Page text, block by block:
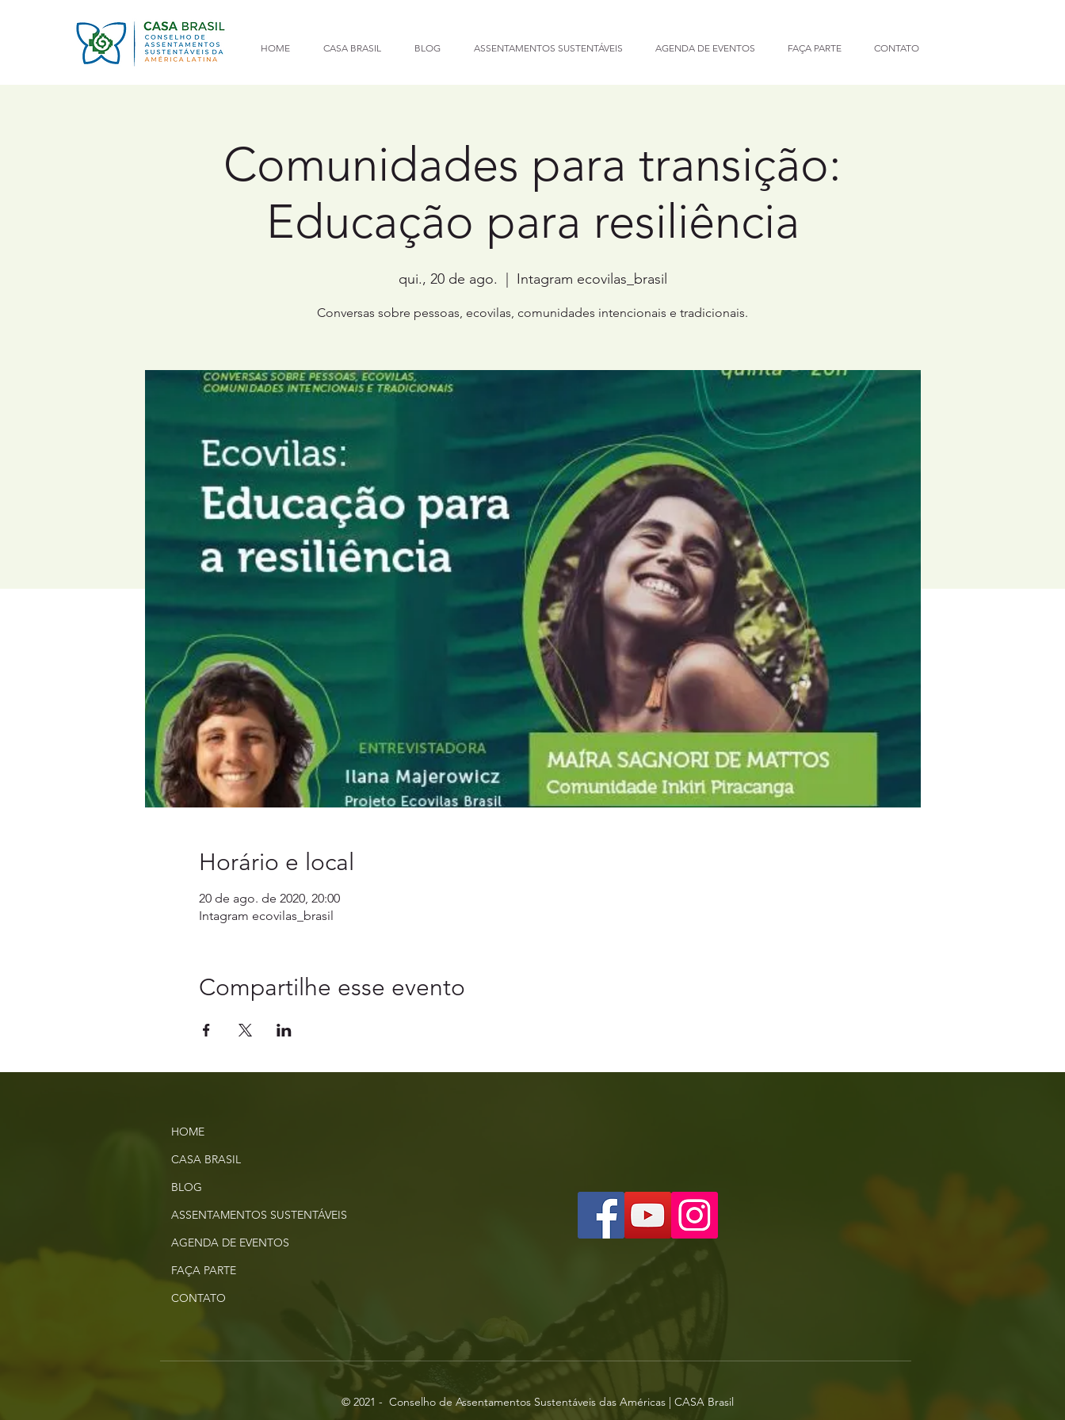
HOME CASA BRASIL BLOG ASSENTAMENTOS SUSTENTÁVEIS AGENDA DE EVENTOS FAÇA PARTE CONTATO
Comunidades para transição:
Educação para resiliência
qui., 20 de ago. Intagram ecovilas_brasil
Conversas sobre pessoas, ecovilas, comunidades intencionais e tradicionais.
Horário e local
20 de ago. de 2020, 20:00
Intagram ecovilas_brasil
Compartilhe esse evento
HOME
CASA BRASIL
BLOG
ASSENTAMENTOS SUSTENTÁVEIS
AGENDA DE EVENTOS
FAÇA PARTE
CONTATO
© 2021 - Conselho de Assentamentos Sustentáveis das Américas | CASA Brasil